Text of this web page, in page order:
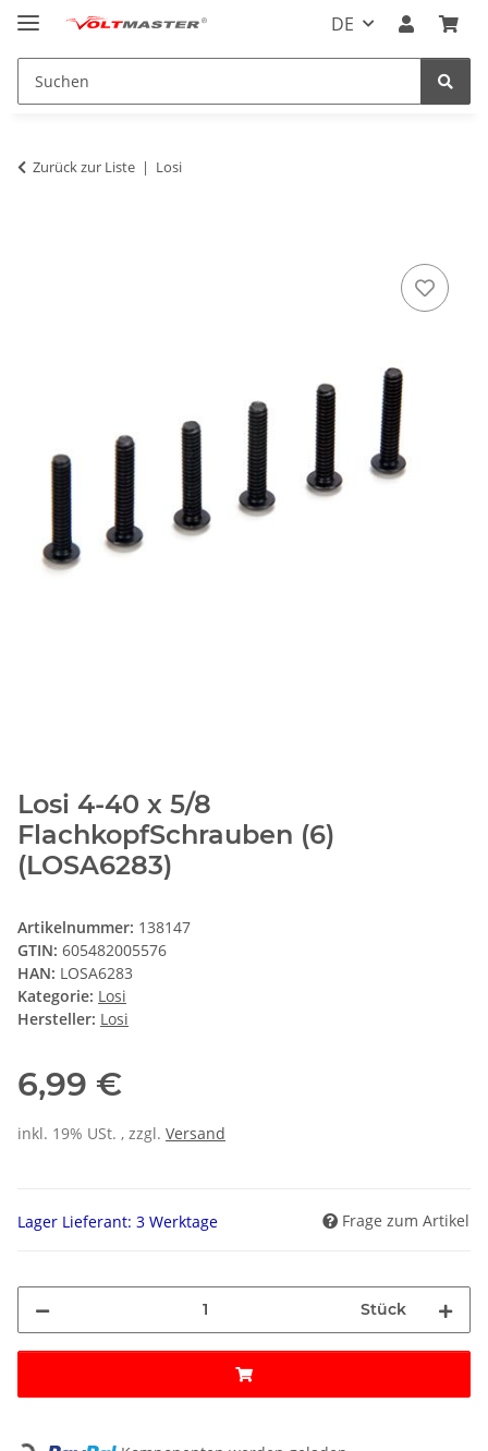
DE
Zurück zur Liste Losi
Losi 4-40 x 5/8
FlachkopfSchrauben (6)
(LOSA6283)
Artikelnummer: 138147
GTIN: 605482005576
HAN: LOSA6283
Kategorie: Losi
Hersteller: Losi
6,99 €
inkl. 19% USt. , zzgl. Versand
Lager Lieferant: 3 Werktage Frage zum Artikel
Stück
Loading...